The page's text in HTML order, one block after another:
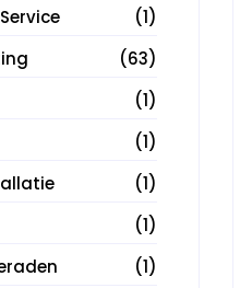
(1)
(63)
(1)
(1)
(1)
(1)
(1)